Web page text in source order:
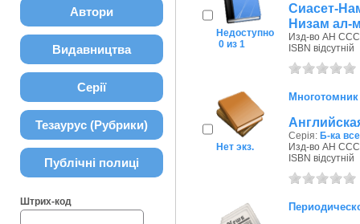
Автори
Видавництва
Серії
Тезаурус (Рубрики)
Публічні полиці
Штрих-код
Недоступно
0 из 1
Сиасет-
Низам ал-
Изд-во АН
ISBN відсутній
Нет экз.
Многотомник
Серія: Б-ка
Изд-во АН
ISBN відсутній